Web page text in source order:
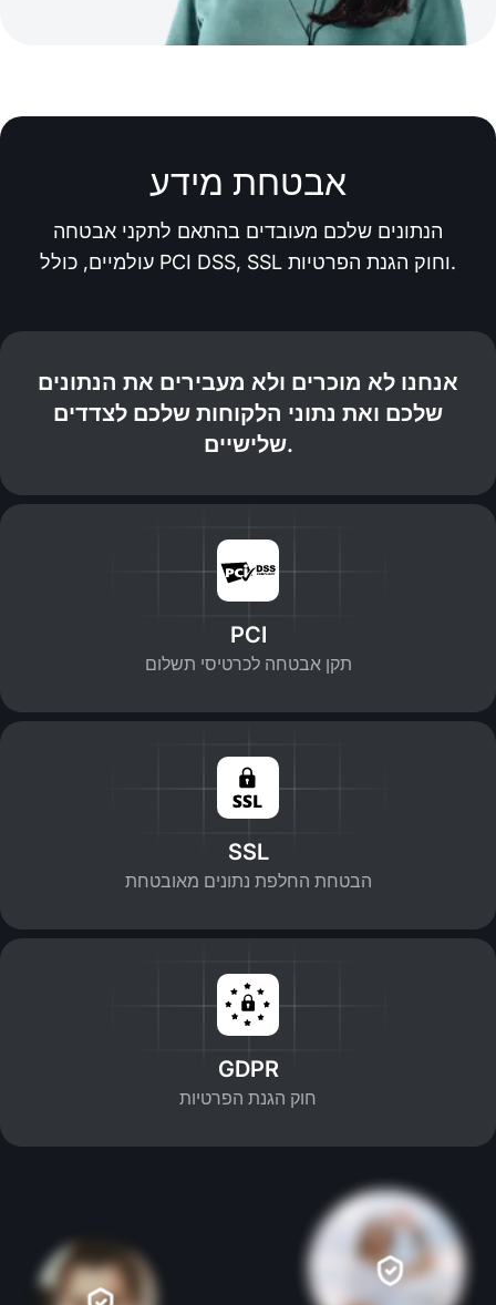
אבטחת מידע
הנתונים שלכם מעובדים בהתאם לתקני אבטחה
עולמיים, כולל PCI DSS, SSL וחוק הגנת הפרטיות.
אנחנו לא מוכרים ולא מעבירים את הנתונים
שלכם ואת נתוני הלקוחות שלכם לצדדים
שלישיים.
PCI
תקן אבטחה לכרטיסי תשלום
SSL
הבטחת החלפת נתונים מאובטחת
GDPR
חוק הגנת הפרטיות